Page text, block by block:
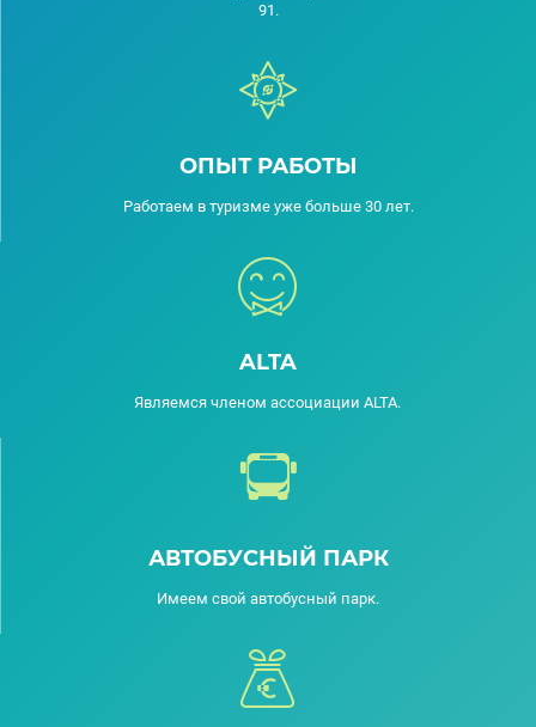
91.
ОПЫТ РАБОТЫ
Работаем в туризме уже больше 30 лет.
ALTA
Являемся членом ассоциации ALTA.
АВТОБУСНЫЙ ПАРК
Имеем свой автобусный парк.